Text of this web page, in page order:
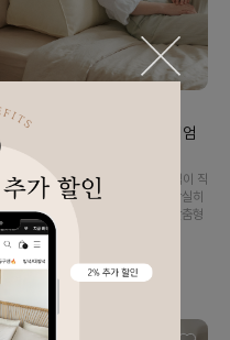
동후기💕] 솜포함 삼각 프리미엄
등쿠션 (26color)
일 소요] 허리가 안 좋으신 대표님이 직
발한 등쿠션..!🤍 사용해 보시면 확실히
요!👉🏻👈🏻 내 몸에 맞게 사용하는 맞춤형
션입니다 :)
39,900 46,900